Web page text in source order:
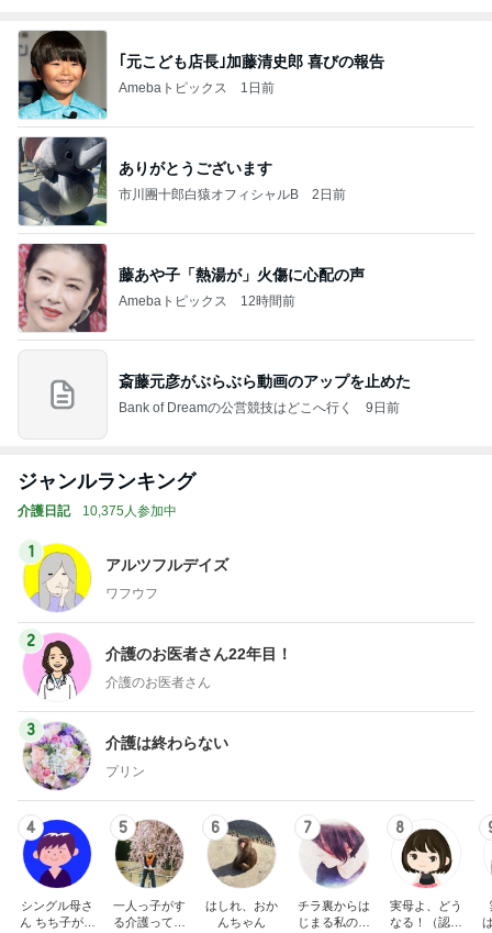
｢元こども店長｣加藤清史郎 喜びの報告
Amebaトピックス 1日前
ありがとうございます
市川團十郎白猿オフィシャルB 2日前
藤あや子「熱湯が」火傷に心配の声
Amebaトピックス 12時間前
斎藤元彦がぶらぶら動画のアップを止めた
Bank of Dreamの公営競技はどこへ行く 9日前
ジャンルランキング
介護日記 10,375人参加中
1
アルツフルデイズ
ワフウフ
2
介護のお医者さん22年目！
介護のお医者さん
3
介護は終わらない
プリン
4
シングル母さ
ん ちち子が行
5
一人っ子がす
る介護ってこ
6
はしれ、おか
んちゃん
7
チラ裏からは
じまる私の日
8
実母よ、どう
なる！（認知